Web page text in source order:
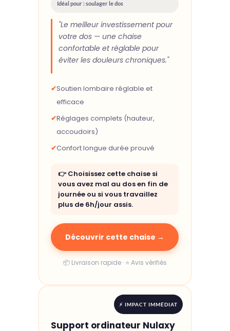
Idéal pour : soulager le dos
"Le meilleur investissement pour
votre dos — une chaise
confortable et réglable pour
éviter les douleurs chroniques."
✔Soutien lombaire réglable et
efficace
✔Réglages complets (hauteur,
accoudoirs)
✔Confort longue durée prouvé
👉 Choisissez cette chaise si
vous avez mal au dos en fin de
journée ou si vous travaillez
plus de 6h/jour assis.
Découvrir cette chaise →
📦 Livraison rapide · ⭐ Avis vérifiés
⚡ IMPACT IMMÉDIAT
Support ordinateur Nulaxy